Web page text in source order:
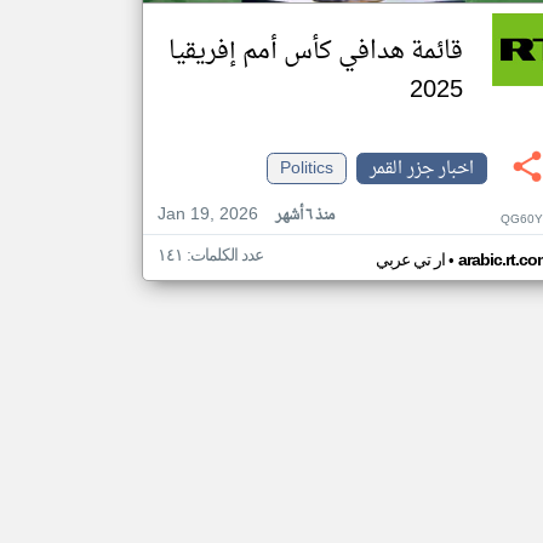
قائمة هدافي كأس أمم إفريقيا
2025
اخبار جزر القمر
Politics
Jan 19, 2026
منذ ٦ أشهر
ار تي عربي• عدد الكلمات: ١٤١